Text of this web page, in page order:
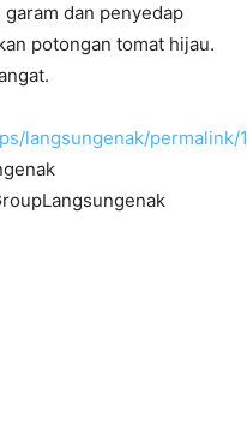
dan penyedap
potongan tomat hijau.
langsungenak/permalink/